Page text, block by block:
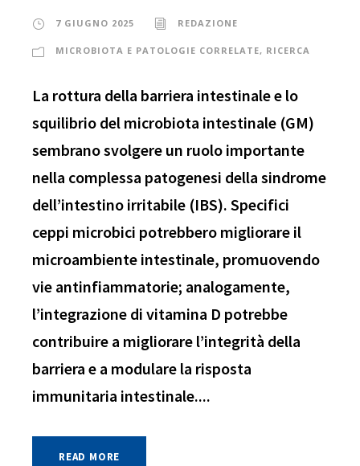
7 GIUGNO 2025 REDAZIONE
MICROBIOTA E PATOLOGIE CORRELATE, RICERCA
La rottura della barriera intestinale e lo
squilibrio del microbiota intestinale (GM)
sembrano svolgere un ruolo importante
nella complessa patogenesi della sindrome
dell’intestino irritabile (IBS). Specifici
ceppi microbici potrebbero migliorare il
microambiente intestinale, promuovendo
vie antinfiammatorie; analogamente,
l’integrazione di vitamina D potrebbe
contribuire a migliorare l’integrità della
barriera e a modulare la risposta
immunitaria intestinale....
READ MORE